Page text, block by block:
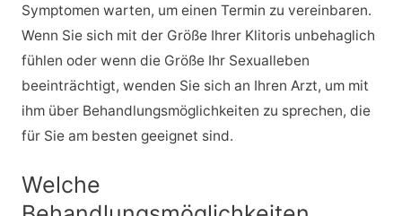
Symptomen warten, um einen Termin zu vereinbaren.
Wenn Sie sich mit der Größe Ihrer Klitoris unbehaglich
fühlen oder wenn die Größe Ihr Sexualleben
beeinträchtigt, wenden Sie sich an Ihren Arzt, um mit
ihm über Behandlungsmöglichkeiten zu sprechen, die
für Sie am besten geeignet sind.
Welche